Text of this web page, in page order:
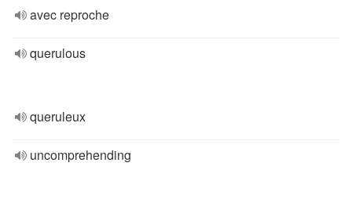
avec reproche
querulous
queruleux
uncomprehending